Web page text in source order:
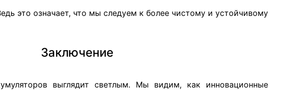
это означает, что мы следуем к более чистому и устойчивому
Заключение
выглядит светлым. Мы видим, как инновационные